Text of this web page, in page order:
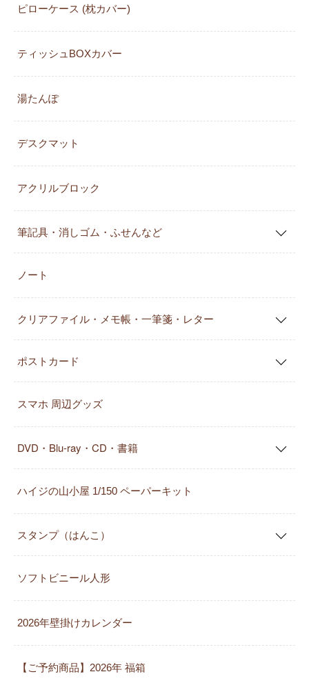
ピローケース (枕カバー)
ティッシュBOXカバー
湯たんぽ
デスクマット
アクリルブロック
筆記具・消しゴム・ふせんなど
ノート
クリアファイル・メモ帳・一筆箋・レター
ポストカード
スマホ 周辺グッズ
DVD・Blu-ray・CD・書籍
ハイジの山小屋 1/150 ペーパーキット
スタンプ（はんこ）
ソフトビニール人形
2026年壁掛けカレンダー
【ご予約商品】2026年 福箱